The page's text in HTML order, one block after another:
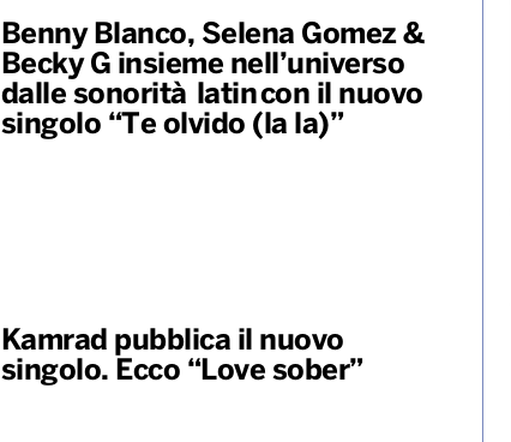
Benny Blanco, Selena Gomez &
Becky G insieme nell’universo
dalle sonorità latin con il nuovo
singolo “Te olvido (la la)”
Kamrad pubblica il nuovo
singolo. Ecco “Love sober”